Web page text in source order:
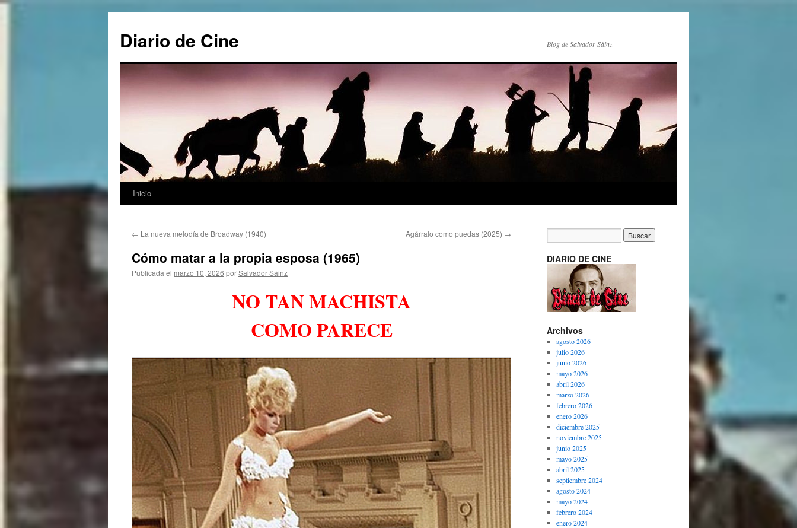
contenido
Diario de Cine Blog de Salvador Sáinz
Inicio
← La nueva melodía de Broadway (1940) Agárralo como puedas (2025) →
Cómo matar a la propia esposa (1965)
Publicada el marzo 10, 2026 porSalvador Sáinz
NO TAN MACHISTA
COMO PARECE
DIARIO DE CINE
Archivos
agosto 2026
julio 2026
junio 2026
mayo 2026
abril 2026
marzo 2026
febrero 2026
enero 2026
diciembre 2025
noviembre 2025
junio 2025
mayo 2025
abril 2025
septiembre 2024
agosto 2024
mayo 2024
febrero 2024
enero 2024